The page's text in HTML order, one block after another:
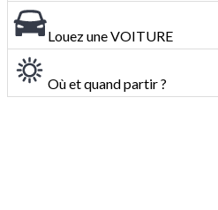
Louez une VOITURE
Où et quand partir ?